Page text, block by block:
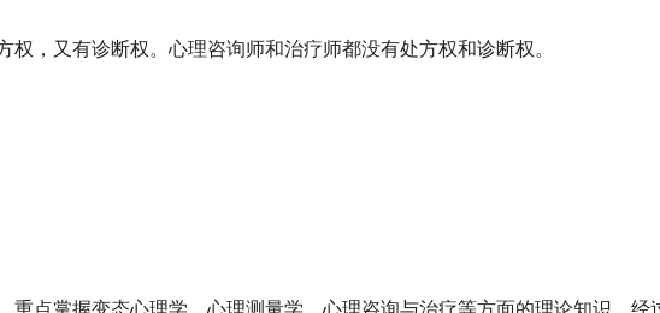
权，又有诊断权。心理咨询师和治疗师都没有处方权和诊断权。
，重点掌握变态心理学、心理测量学、心理咨询与治疗等方面的理论知识。经